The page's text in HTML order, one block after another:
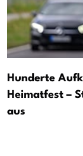
Hunderte
Heimatfest –
aus